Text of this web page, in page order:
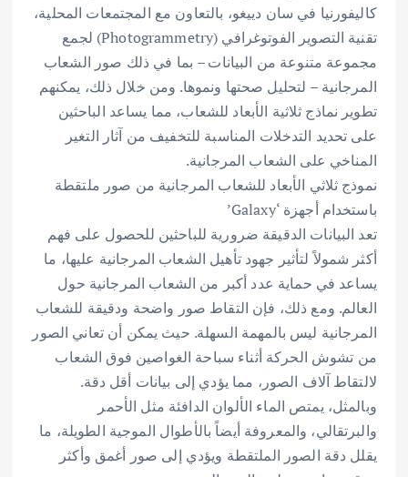
كاليفورنيا في سان دييغو، بالتعاون مع المجتمعات المحلية،
تقنية التصوير الفوتوغرافي (Photogrammetry) لجمع
مجموعة متنوعة من البيانات – بما في ذلك صور الشعاب
المرجانية – لتحليل صحتها ونموها. ومن خلال ذلك، يمكنهم
تطوير نماذج ثلاثية الأبعاد للشعاب، مما يساعد الباحثين
على تحديد التدخلات المناسبة للتخفيف من آثار التغير
المناخي على الشعاب المرجانية.
نموذج ثلاثي الأبعاد للشعاب المرجانية من صور ملتقطة
باستخدام أجهزة ‘Galaxy’
تعد البيانات الدقيقة ضرورية للباحثين للحصول على فهم
أكثر شمولاً لتأثير جهود تأهيل الشعاب المرجانية عليها، ما
يساعد في حماية عدد أكبر من الشعاب المرجانية حول
العالم. ومع ذلك، فإن التقاط صور واضحة ودقيقة للشعاب
المرجانية ليس بالمهمة السهلة. حيث يمكن أن تعاني الصور
من تشوش الحركة أثناء سباحة الغواصين فوق الشعاب
لالتقاط آلاف الصور، مما يؤدي إلى بيانات أقل دقة.
وبالمثل، يمتص الماء الألوان الدافئة مثل الأحمر
والبرتقالي، والمعروفة أيضاً بالأطوال الموجية الطويلة، ما
يقلل دقة الصور الملتقطة ويؤدي إلى صور أغمق وأكثر